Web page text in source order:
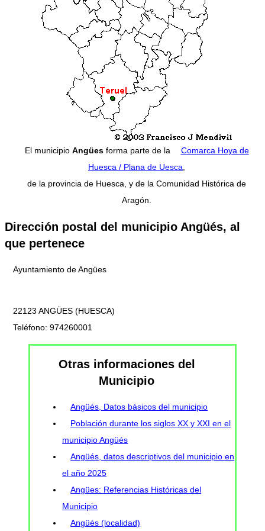
El municipio Angüesforma parte de la
Comarca Hoya de
Huesca / Plana de Uesca
de la provincia de Huesca, y de la Comunidad Histórica de
Aragón.
Dirección postal del municipio Angüés, al
que pertenece
Ayuntamiento de Angües
22123 ANGÜES (HUESCA)
Teléfono: 974260001
Otras informaciones del
Municipio
Angüés, Datos básicos del municipio
Población durante los siglos XX y XXI en el
municipio Angüés
Angüés, datos descriptivos del municipio en
el año 2025
Angües: Referencias Históricas del
Municipio
Angüés (localidad)